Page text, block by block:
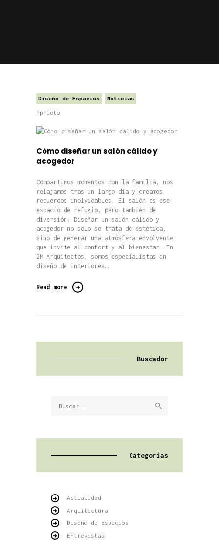
Diseño de Espacios Noticias
Pprieto
Cómo diseñar un salón cálido y
acogedor
Compartimos momentos con la familia, nos
relajamos tras un largo día y creamos
recuerdos inolvidables. El salón es ese
espacio de refugio, pero también de
diversión. Diseñar un salón cálido y
acogedor no solo se trata de estética,
sino de generar una atmósfera envolvente
que invite al confort y al bienestar. En
2M Arquitectos, somos especialistas en
diseño de interiores…
Read more
Buscador
Categorías
Actualidad
Arquitectura
Diseño de Espacios
Entrevistas